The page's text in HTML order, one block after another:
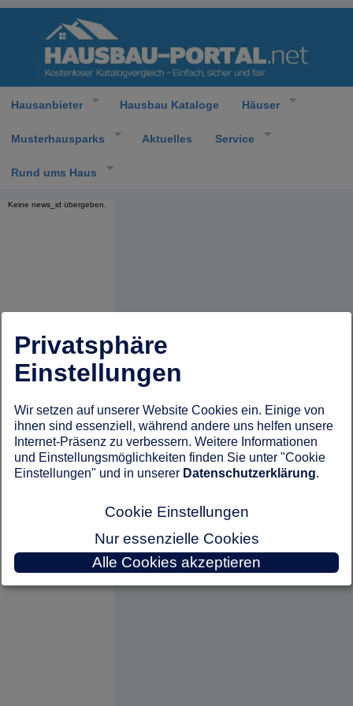
Hausanbieter Hausbau Kataloge Häuser
Musterhausparks Aktuelles Service
Rund ums Haus
Keine news_id übergeben.
Privatsphäre
Einstellungen
Wir setzen auf unserer Website Cookies ein. Einige von
ihnen sind essenziell, während andere uns helfen unsere
Internet-Präsenz zu verbessern. Weitere Informationen
und Einstellungsmöglichkeiten finden Sie unter "Cookie
Einstellungen" und in unserer Datenschutzerklärung.
Cookie Einstellungen
Nur essenzielle Cookies
Alle Cookies akzeptieren